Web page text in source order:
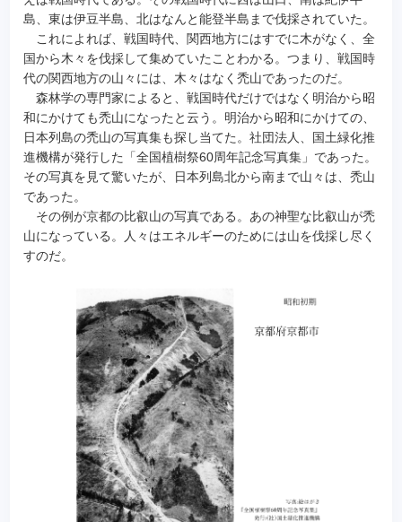
島、東は伊豆半島、北はなんと能登半島まで伐採されていた。
これによれば、戦国時代、関西地方にはすでに木がなく、全
国から木々を伐採して集めていたことわかる。つまり、戦国時
代の関西地方の山々には、木々はなく禿山であったのだ。
森林学の専門家によると、戦国時代だけではなく明治から昭
和にかけても禿山になったと云う。明治から昭和にかけての、
日本列島の禿山の写真集も探し当てた。社団法人、国土緑化推
進機構が発行した「全国植樹祭60周年記念写真集」であった。
その写真を見て驚いたが、日本列島北から南まで山々は、禿山
であった。
その例が京都の比叡山の写真である。あの神聖な比叡山が禿
山になっている。人々はエネルギーのためには山を伐採し尽く
すのだ。